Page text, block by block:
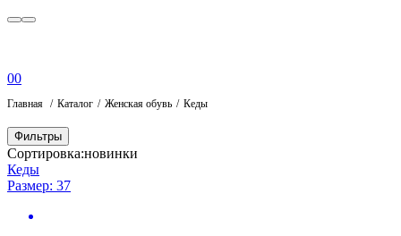
00
Главная Каталог Женская обувь Кеды
Фильтры
Сортировка:новинки
Кеды
Размер: 37